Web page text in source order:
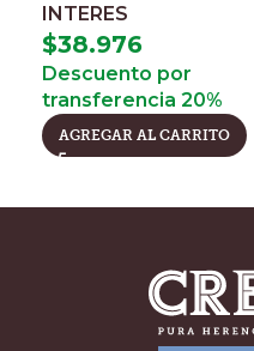
INTERES
$38.976
Descuento por
transferencia 20%
AGREGAR AL CARRITO